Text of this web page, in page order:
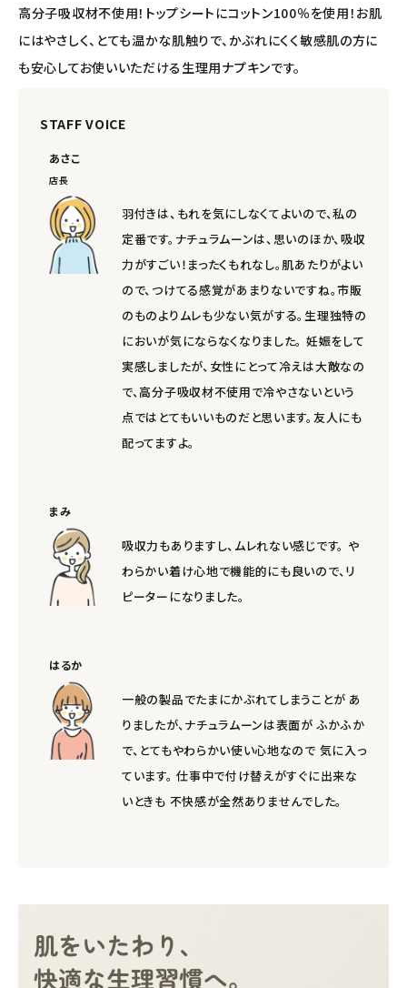
コラム・スタッフのおすすめ
ご利用ガイド等
アカウント情報
ログイン
高分子吸収材不使用！トップシートにコットン100％を使用！お肌
にはやさしく、とても温かな肌触りで、かぶれにくく敏感肌の方に
も安心してお使いいただける生理用ナプキンです。
STAFF VOICE
あさこ
店長
羽付きは、もれを気にしなくてよいので、私の
定番です。ナチュラムーンは、思いのほか、吸収
力がすごい！まったくもれなし。肌あたりがよい
ので、つけてる感覚があまりないですね。市販
のものよりムレも少ない気がする。生理独特の
においが気にならなくなりました。 妊娠をして
実感しましたが、女性にとって冷えは大敵なの
で、高分子吸収材不使用で冷やさないという
点ではとてもいいものだと思います。友人にも
配ってますよ。
まみ
吸収力もありますし、ムレれない感じです。 や
わらかい着け心地で機能的にも良いので、リ
ピーターになりました。
はるか
一般の製品でたまにかぶれてしまうことが あ
りましたが、ナチュラムーンは表面が ふかふか
で、とてもやわらかい使い心地なので 気に入っ
ています。 仕事中で付け替えがすぐに出来な
いときも 不快感が全然ありませんでした。